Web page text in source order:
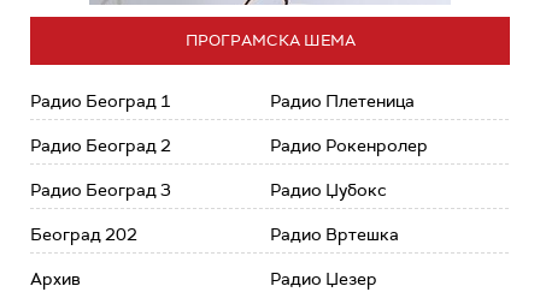
ПРОГРАМСКА ШЕМА
Радио Београд 1
Радио Београд 2
Радио Београд 3
Београд 202
Архив
Радио Плетеница
Радио Рокенролер
Радио Џубокс
Радио Вртешка
Радио Џезер